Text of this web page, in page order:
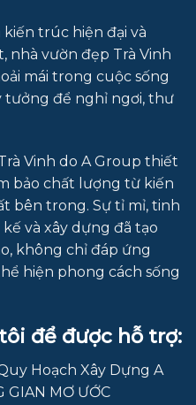
kiến trúc hiện đại và
nhà vườn đẹp Trà Vinh
mái trong cuộc sống
tưởng để nghỉ ngơi, thư
Vinh do A Group thiết
bảo chất lượng từ kiến
bên trong. Sự tỉ mỉ, tinh
và xây dựng đã tạo
không chỉ đáp ứng
hiện phong cách sống
để được hỗ trợ:
Hoạch Xây Dựng A
GIAN MƠ ƯỚC